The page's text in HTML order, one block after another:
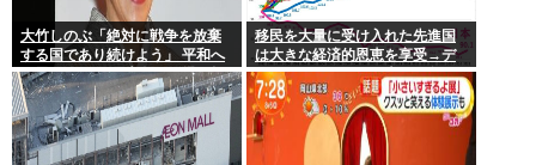
大竹しのぶ「絶対に戦争を放棄
する国であり続けよう」 平和へ
の思いをつづる 広島に原爆が投
下されてから81年
移民を大量に受け入れた先進国
は大きな経済的恩恵を享受→デ
ータでもはっきり日本一人負け
示される